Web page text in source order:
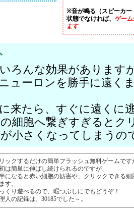
※音が鳴る（スピーカー
状態でなければ、 ゲー
ます
ろんな効果があります
ューロンを勝手に遠く
来たら、すぐに遠くに
細胞へ繋ぎすぎるとク
小さくなってしまうの
ックするだけの簡単フラッシュ無料ゲームで
は簡単に伸ばし続けられるのですが、
になると赤い細胞の妨害や、クリックできる
す。
くり遊べるので、暇つぶしにでもどうぞ！
人の記録は、30185でした～。